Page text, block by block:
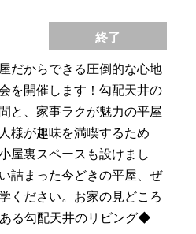
終了
だからできる圧倒的な心地
を開催します！勾配天井の
と、家事ラクが魅力の平屋
様が趣味を満喫するため
屋裏スペースも設けまし
詰まった今どきの平屋、ぜ
ください。お家の見どころ
る勾配天井のリビング◆